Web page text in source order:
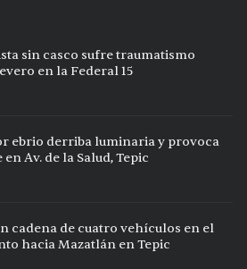
sin casco sufre traumatismo
en la Federal 15
ebrio derriba luminaria y provoca
Av. de la Salud, Tepic
cadena de cuatro vehículos en el
hacia Mazatlán en Tepic